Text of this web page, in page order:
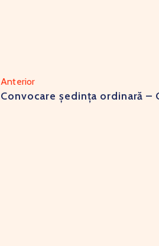
Anterior
Convocare ședința ordinară –